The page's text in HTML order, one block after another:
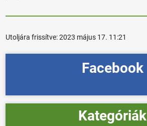
Utoljára frissítve:2023 május 17. 11:21
Facebook
Kategóriák